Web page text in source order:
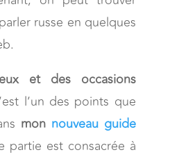
russe en quelques
et des occasions
l’un des points que
mon nouveau guide
partie est consacrée à